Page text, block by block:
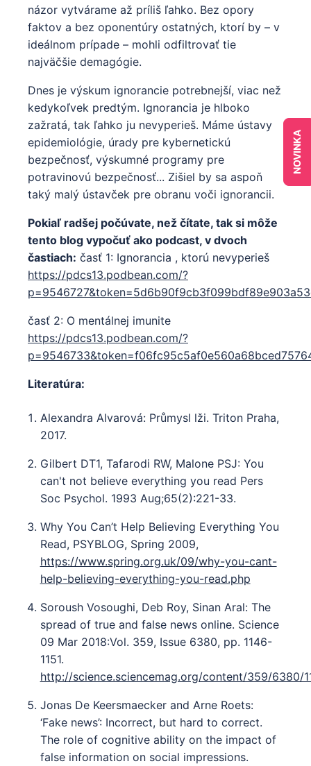
názor vytvárame až príliš ľahko. Bez opory
faktov a bez oponentúry ostatných, ktorí by – v
ideálnom prípade – mohli odfiltrovať tie
najväčšie demagógie.
Dnes je výskum ignorancie potrebnejší, viac než
kedykoľvek predtým. Ignorancia je hlboko
zažratá, tak ľahko ju nevyperieš. Máme ústavy
epidemiológie, úrady pre kybernetickú
bezpečnosť, výskumné programy pre
potravinovú bezpečnosť... Zišiel by sa aspoň
taký malý ústavček pre obranu voči ignorancii.
Pokiaľ radšej počúvate, než čítate, tak si môže
tento blog vypočuť ako podcast, v dvoch
častiach: časť 1: Ignorancia , ktorú nevyperieš
https://pdcs13.podbean.com/?
časť 2: O mentálnej imunite
https://pdcs13.podbean.com/?
Literatúra:
Alexandra Alvarová: Průmysl lži. Triton Praha,
2017.
Gilbert DT1, Tafarodi RW, Malone PSJ: You
can't not believe everything you read Pers
Soc Psychol. 1993 Aug;65(2):221-33.
Why You Can’t Help Believing Everything You
Read, PSYBLOG, Spring 2009,
https://www.spring.org.uk/09/why-you-cant-
help-believing-everything-you-read.php
Soroush Vosoughi, Deb Roy, Sinan Aral: The
spread of true and false news online. Science
09 Mar 2018:Vol. 359, Issue 6380, pp. 1146-
1151.
http://science.sciencemag.org/content/359/6380/
Jonas De Keersmaecker and Arne Roets:
‘Fake news’: Incorrect, but hard to correct.
The role of cognitive ability on the impact of
false information on social impressions.
NOVINKA